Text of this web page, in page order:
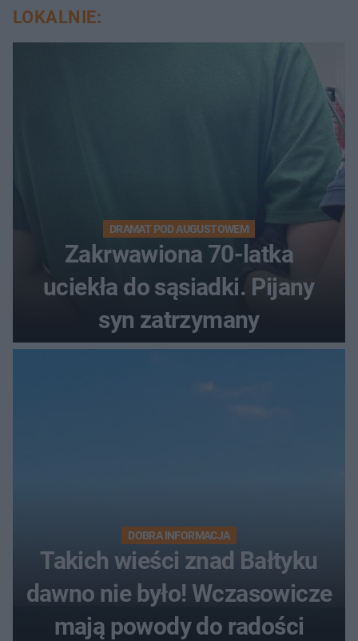
LOKALNIE:
DRAMAT POD AUGUSTOWEM
Zakrwawiona 70-latka
uciekła do sąsiadki. Pijany
syn zatrzymany
DOBRA INFORMACJA
Takich wieści znad Bałtyku
dawno nie było! Wczasowicze
mają powody do radości